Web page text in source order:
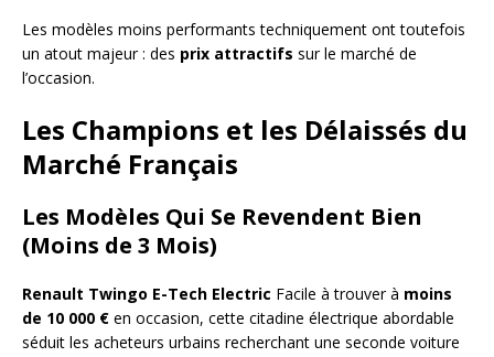
Les modèles moins performants techniquement ont toutefois
un atout majeur : des prix attractifs sur le marché de
l’occasion.
Les Champions et les Délaissés du
Marché Français
Les Modèles Qui Se Revendent Bien
(Moins de 3 Mois)
Renault Twingo E-Tech Electric Facile à trouver à moins
de 10 000 € en occasion, cette citadine électrique abordable
séduit les acheteurs urbains recherchant une seconde voiture